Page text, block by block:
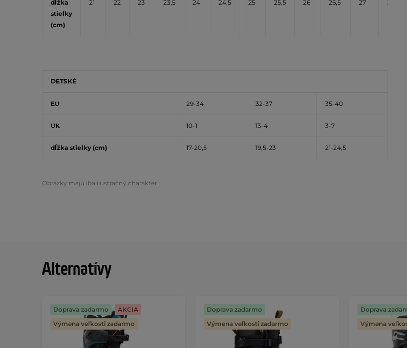
Alternatívy
Doprava zadarmo
AKCIA
Výmena veľkosti zadarmo
Doprava zadarmo
Výmena veľkosti zadarmo
Doprava
Výmena
dĺžka
stielky
(cm)
21 22 23 23,5 24 24,5 25 25,5 26 26,5 27 27,5
DETSKÉ
EU 29-34 32-37 35-40
UK 10-1 13-4 3-7
dĺžka stielky (cm) 17-20,5 19,5-23 21-24,5
Obrázky majú iba ilustračný charakter.